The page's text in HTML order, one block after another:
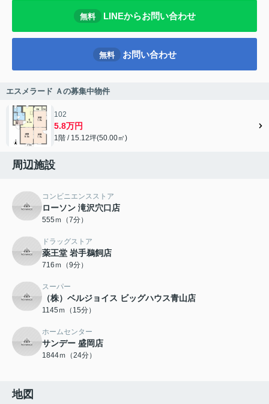
無料 LINEからお問い合わせ
無料 お問い合わせ
エスメラード Ａの募集中物件
102
5.8万円
1階 / 15.12坪(50.00㎡)
周辺施設
コンビニエンスストア
ローソン 滝沢穴口店
555ｍ（7分）
ドラッグストア
薬王堂 岩手鵜飼店
716ｍ（9分）
スーパー
（株）ベルジョイス ビッグハウス青山店
1145ｍ（15分）
ホームセンター
サンデー 盛岡店
1844ｍ（24分）
地図